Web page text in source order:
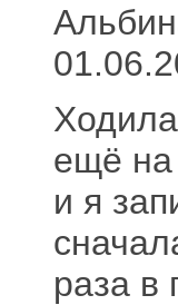
ещё на
и я
раза в